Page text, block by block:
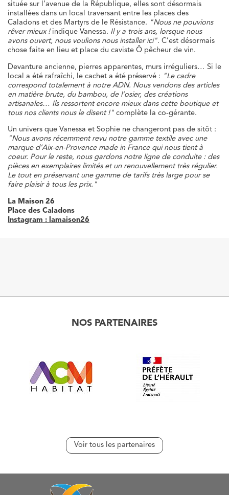
située sur l’avenue de la République, elles sont désormais
installées dans un local traversant entre les places des
Caladons et des Martyrs de le Résistance. "Nous ne pouvions
rêver mieux !indique Vanessa. Il y a trois ans, lorsque nous
avons ouvert, nous voulions nous installer ici". C’est désormais
chose faite en lieu et place du caviste Ô pêcheur de vin.
Devanture ancienne, pierres apparentes, murs irréguliers… Si le
local a été rafraîchi, le cachet a été préservé : "Le cadre
correspond totalement à notre ADN. Nous vendons des articles
en matière brute, du bambou, de l’osier, des créations
artisanales… Ils ressortent encore mieux dans cette boutique et
tous nos clients nous le disent !" complète la co-gérante.
Un univers que Vanessa et Sophie ne changeront pas de sitôt :
"Nous avons récemment revu notre gamme textile avec une
marque d’Aix-en-Provence made in France qui nous tient à
coeur. Pour le reste, nous gardons notre ligne de conduite : des
pièces en exemplaires limités et un renouvellement très régulier.
Le tout en préservant une gamme de tarifs très large pour se
faire plaisir à tous les prix."
La Maison 26
Place des Caladons
Instagram : lamaison26
NOS PARTENAIRES
Voir tous les partenaires